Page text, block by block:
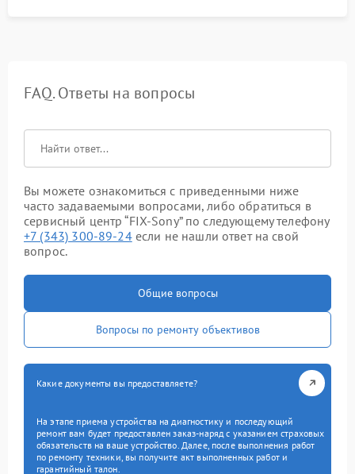
FAQ. Ответы на вопросы
Вы можете ознакомиться с приведенными ниже
часто задаваемыми вопросами, либо обратиться в
сервисный центр “FIX-Sony” по следующему телефону
+7 (343) 300-89-24если не нашли ответ на свой
вопрос.
Общие вопросы
Вопросы по ремонту объективов
Какие документы вы предоставляете?
На этапе приема устройства на диагностику и последующий
ремонт вам будет предоставлен заказ-наряд с указанием страховых
обязательств на ваше устройство. Далее, после выполнения работ
по ремонту техники, вы получите акт выполненных работ и
гарантийный талон.